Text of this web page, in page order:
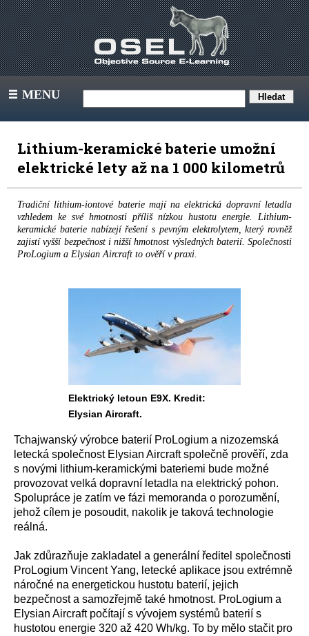
III MENU
Lithium-keramické baterie umožní
elektrické lety až na 1 000 kilometrů
Tradiční lithium-iontové baterie mají na elektrická dopravní letadla
vzhledem ke své hmotnosti příliš nízkou hustotu energie. Lithium-
keramické baterie nabízejí řešení s pevným elektrolytem, který rovněž
zajistí vyšší bezpečnost i nižší hmotnost výsledných baterií. Společnosti
ProLogium a Elysian Aircraft to ověří v praxi.
Elektrický letoun E9X. Kredit:
Elysian Aircraft.
Tchajwanský výrobce baterií ProLogium a nizozemská
letecká společnost Elysian Aircraft společně prověří, zda
s novými lithium-keramickými bateriemi bude možné
provozovat velká dopravní letadla na elektrický pohon.
Spolupráce je zatím ve fázi memoranda o porozumění,
jehož cílem je posoudit, nakolik je taková technologie
reálná.
Jak zdůrazňuje zakladatel a generální ředitel společnosti
ProLogium Vincent Yang, letecké aplikace jsou extrémně
náročné na energetickou hustotu baterií, jejich
bezpečnost a samozřejmě také hmotnost. ProLogium a
Elysian Aircraft počítají s vývojem systémů baterií s
hustotou energie 320 až 420 Wh/kg. To by mělo stačit pro